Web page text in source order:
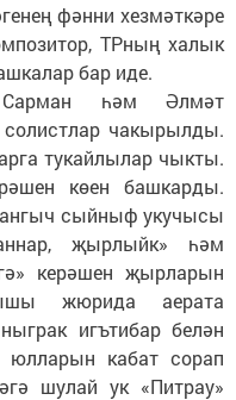
фәнни хезмәткәре
ТРның халык
бар иде.
һәм Әлмәт
чакырылды.
тукайлылар чыкты.
көен башкарды.
сыйныф укучысы
җырлыйк» һәм
керәшен җырларын
жюрида аерата
игътибар белән
кабат сорап
шулай ук «Питрау»